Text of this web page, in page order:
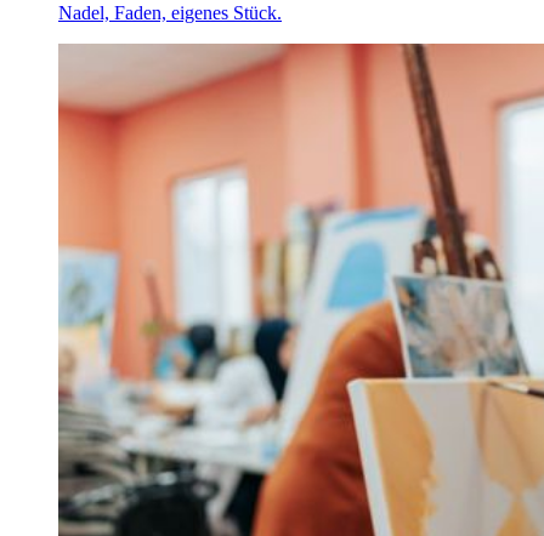
Nadel, Faden, eigenes Stück.